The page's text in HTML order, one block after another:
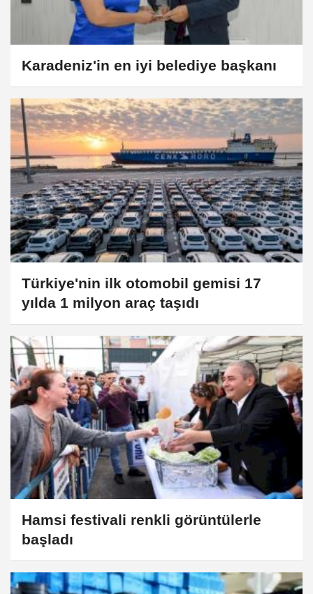
Karadeniz'in en iyi belediye başkanı
Türkiye'nin ilk otomobil gemisi 17
yılda 1 milyon araç taşıdı
Hamsi festivali renkli görüntülerle
başladı